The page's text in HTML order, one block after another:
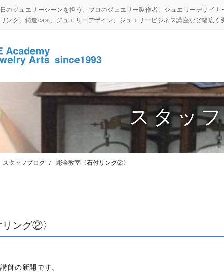
のジュエリーシーンを担う、プロのジュエリー製作者、ジュエリーデザイ
ング、鋳造cast、ジュエリーデザイン、ジュエリービジネス講座など幅広く
設備・工具
アクセス
スタッ
スタッフブログ 彫金教室〈石付リング②〉
ング②〉
師の新開です。